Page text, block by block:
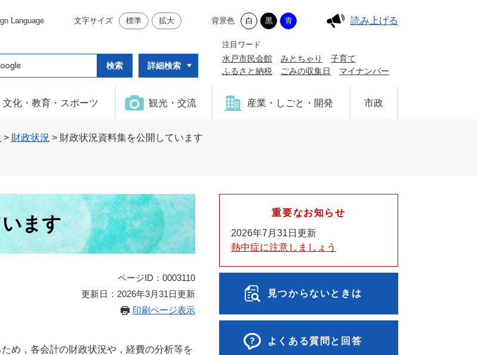
Language 文字サイズ 標準 拡大 背景色 白 黒 青 読み上げる
詳細検索
注目ワード
水戸市民会館 みとちゃり
子育て
ふるさと納税
ごみの収集日 マイナンバー
文化・教育・スポーツ 観光・交流 産業・しごと・開発 市政
> 財政状況 > 財政状況資料集を公開しています
ます
ページID：0003110
更新日：2026年3月31日更新
印刷ページ表示
め，各会計の財政状況や，経費の分析等を
重要なお知らせ
2026年7月31日更新
熱中症に注意しましょう
見つからないときは
よくある質問と回答